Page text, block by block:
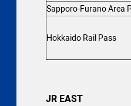
Sapporo-Furano Area
Hokkaido Rail Pass
JR EAST